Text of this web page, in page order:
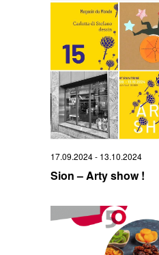
17.09.2024- 13.10.2024
Sion – Arty show !